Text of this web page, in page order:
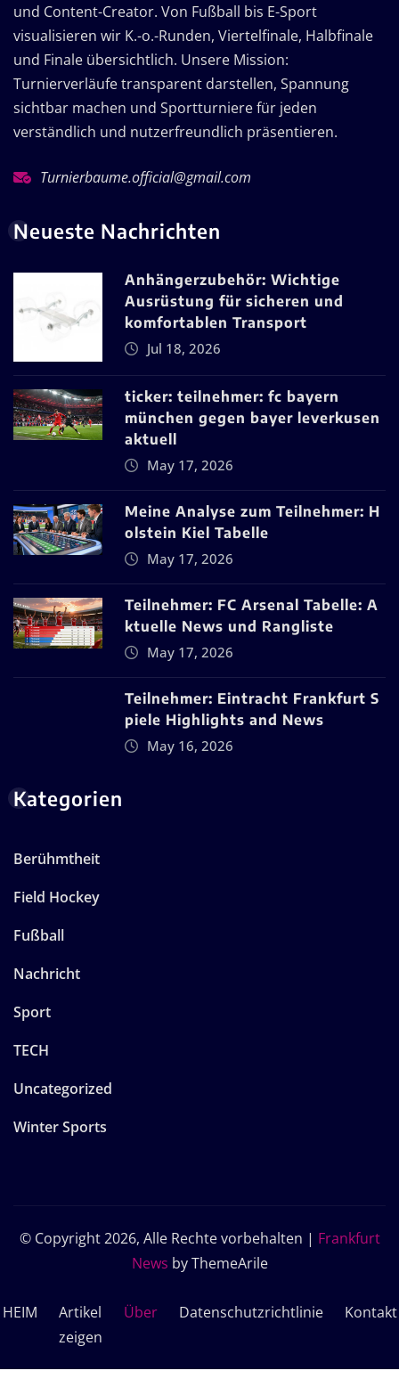
und Content-Creator. Von Fußball bis E-Sport
visualisieren wir K.-o.-Runden, Viertelfinale, Halbfinale
und Finale übersichtlich. Unsere Mission:
Turnierverläufe transparent darstellen, Spannung
sichtbar machen und Sportturniere für jeden
verständlich und nutzerfreundlich präsentieren.
Turnierbaume.official@gmail.com
Neueste Nachrichten
Anhängerzubehör: Wichtige
Ausrüstung für sicheren und
komfortablen Transport
Jul 18, 2026
ticker: teilnehmer: fc bayern
münchen gegen bayer leverkusen
aktuell
May 17, 2026
Meine Analyse zum Teilnehmer: H
olstein Kiel Tabelle
May 17, 2026
Teilnehmer: FC Arsenal Tabelle: A
ktuelle News und Rangliste
May 17, 2026
Teilnehmer: Eintracht Frankfurt S
piele Highlights and News
May 16, 2026
Kategorien
Berühmtheit
Field Hockey
Fußball
Nachricht
Sport
TECH
Uncategorized
Winter Sports
© Copyright 2026, Alle Rechte vorbehalten | Frankfurt
News by ThemeArile
HEIM
Artikel
zeigen
Über Datenschutzrichtlinie Kontakt